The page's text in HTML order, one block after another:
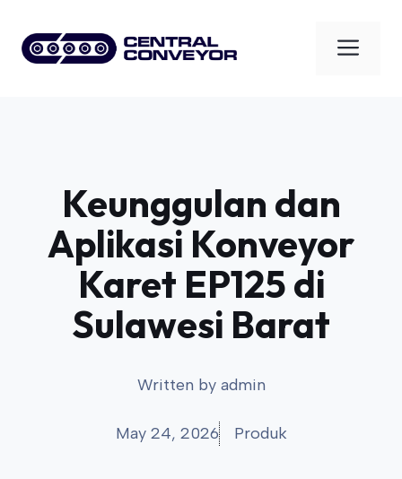
content
Keunggulan dan
Aplikasi Konveyor
Karet EP125 di
Sulawesi Barat
Written by admin
May 24, 2026 Produk